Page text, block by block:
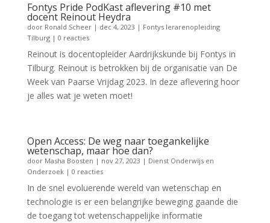
Fontys Pride PodKast aflevering #10 met
docent Reinout Heydra
door Ronald Scheer| dec 4, 2023 | Fontys lerarenopleiding
Tilburg| 0 reacties
Reinout is docentopleider Aardrijkskunde bij Fontys in
Tilburg. Reinout is betrokken bij de organisatie van De
Week van Paarse Vrijdag 2023. In deze aflevering hoor
je alles wat je weten moet!
Open Access: De weg naar toegankelijke
wetenschap, maar hoe dan?
door Masha Boosten | nov 27, 2023 | Dienst Onderwijs en
Onderzoek| 0 reacties
In de snel evoluerende wereld van wetenschap en
technologie is er een belangrijke beweging gaande die
de toegang tot wetenschappelijke informatie